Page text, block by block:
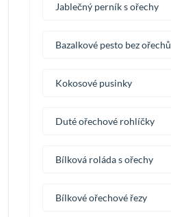
Jablečný perník s ořechy
Bazalkové pesto bez ořechů
Kokosové pusinky
Duté ořechové rohlíčky
Bílková roláda s ořechy
Bílkové ořechové řezy